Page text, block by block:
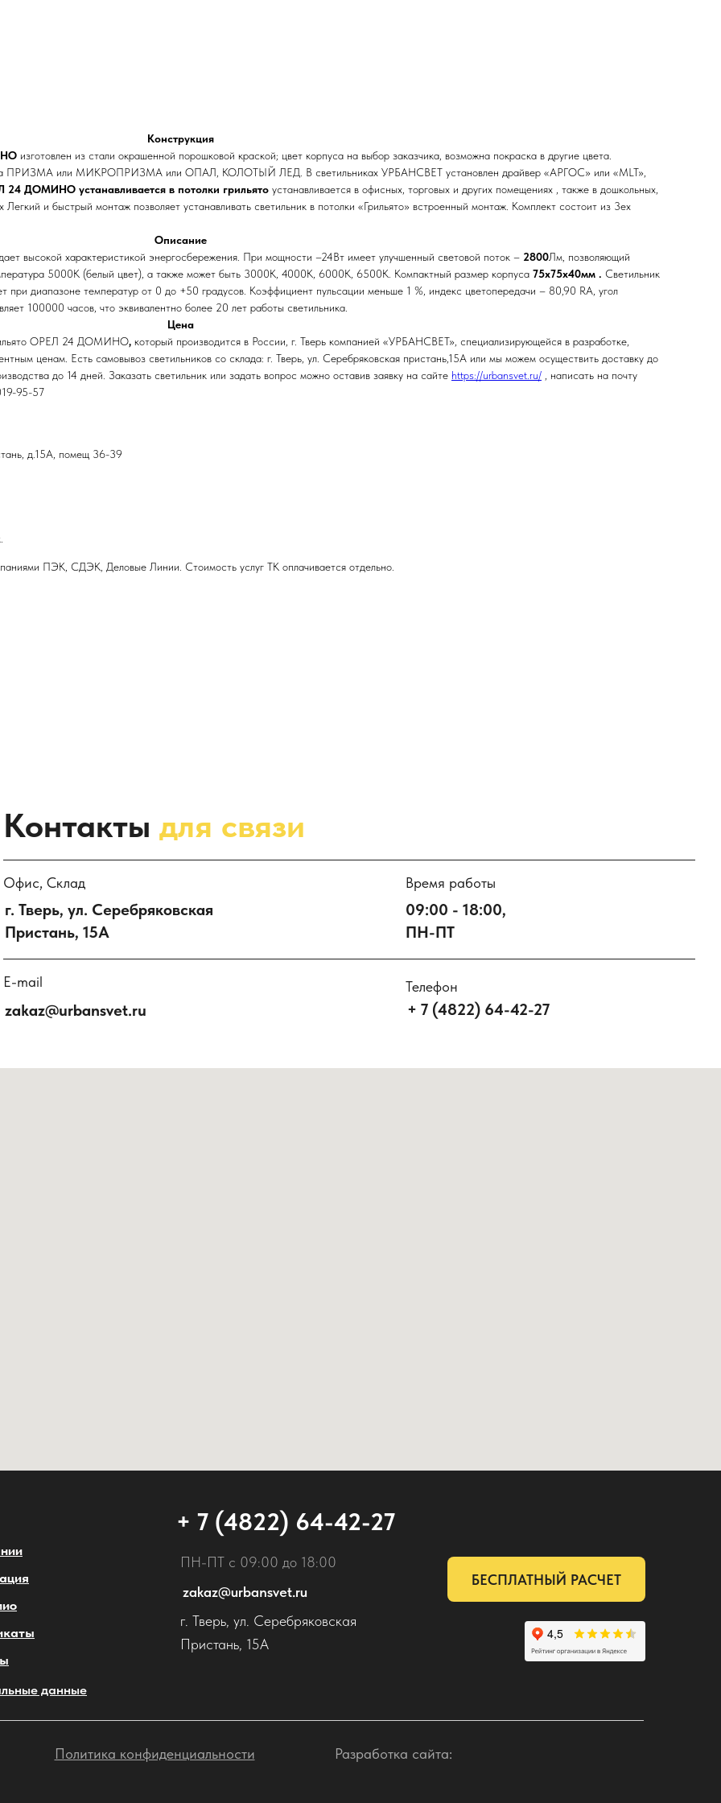
Конструкция
изготовлен из стали окрашенной порошковой краской; цвет корпуса на выбор заказчика, возможна покраска в другие цвета.
ПРИЗМА или МИКРОПРИЗМА или ОПАЛ, КОЛОТЫЙ ЛЕД. В светильниках УРБАНСВЕТ установлен драйвер «АРГОС» или «MLT»,
24 ДОМИНО устанавливается в потолки грильято устанавливается в офисных, торговых и других помещениях , также в дошкольных,
и быстрый монтаж позволяет устанавливать светильник в потолки «Грильято» встроенный монтаж. Комплект состоит из 3ех
Описание
высокой характеристикой энергосбережения. При мощности –24Вт имеет улучшенный световой поток – 2800Лм, позволяющий
5000К (белый цвет), а также может быть 3000К, 4000К, 6000К, 6500К. Компактный размер корпуса 75х75х40мм . Светильник
при диапазоне температур от 0 до +50 градусов. Коэффициент пульсации меньше 1 %, индекс цветопередачи – 80,90 RA, угол
100000 часов, что эквивалентно более 20 лет работы светильника.
Цена
ОРЕЛ 24 ДОМИНО, который производится в России, г. Тверь компанией «УРБАНСВЕТ», специализирующейся в разработке,
ценам. Есть самовывоз светильников со склада: г. Тверь, ул. Серебряковская пристань,15А или мы можем осуществить доставку до
до 14 дней. Заказать светильник или задать вопрос можно оставив заявку на сайте https://urbansvet.ru/ , написать на почту
95-57
д.15А, помещ 36-39
ПЭК, СДЭК, Деловые Линии. Стоимость услуг ТК оплачивается отдельно.
Контакты для связи
Офис, Склад
г. Тверь, ул. Серебряковская
Пристань, 15А
Время работы
09:00 - 18:00,
ПН-ПТ
E-mail Телефон
+ 7 (4822) 64-42-27
zakaz@urbansvet.ru
ПН-ПТ с 09:00 до 18:00
г. Тверь, ул. Серебряковская
Пристань, 15А
БЕСПЛАТНЫЙ РАСЧЕТ
Разработка сайта:
Политика конфиденциальности
+ 7 (4822) 64-42-27
zakaz@urbansvet.ru
данные